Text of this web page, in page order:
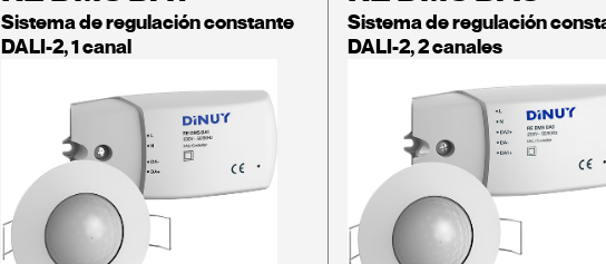
Sistema de regulación constante
DALI-2, 1 canal
Sistema de regulación
DALI-2, 2 canales